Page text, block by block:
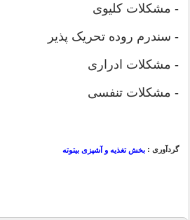
- مشکلات کلیوی
- سندرم روده تحریک پذیر
- مشکلات ادراری
- مشکلات تنفسی
گردآوری : بخش تغذیه و آشپزی بیتوته